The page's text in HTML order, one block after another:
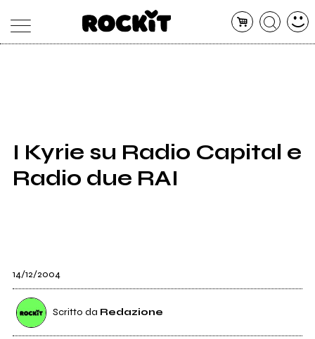
SHOP
RADIO
I Kyrie su Radio Capital e
Radio due RAI
14/12/2004
Scritto da Redazione